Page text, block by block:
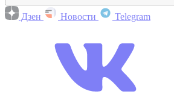
Дзен Новости Telegram